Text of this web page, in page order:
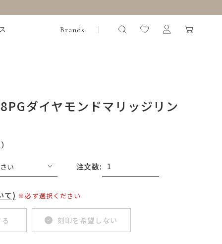
Brands
ダイヤモンドマリッジリン
注文数:
て) ※必ず選択ください
刻印を希望しない